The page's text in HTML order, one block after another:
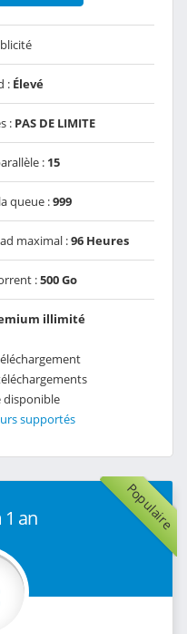
: Élevé
: PAS DE LIMITE
: 15
queue :999
maximal :96 Heures
:500 Go
illimité
disponible
supportés
Populaire
an